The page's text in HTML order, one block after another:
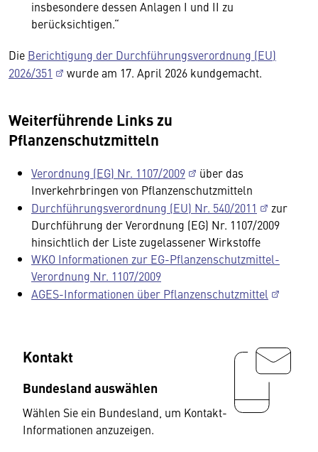
insbesondere dessen Anlagen I und II zu
berücksichtigen.“
Die Berichtigung der Durchführungsverordnung (EU)
2026/351
wurde am 17. April 2026 kundgemacht.
Weiterführende Links zu
Pflanzenschutzmitteln
Verordnung (EG) Nr. 1107/2009
über das
Inverkehrbringen von Pflanzenschutzmitteln
Durchführungsverordnung (EU) Nr. 540/2011
zur
Durchführung der Verordnung (EG) Nr. 1107/2009
hinsichtlich der Liste zugelassener Wirkstoffe
WKO Informationen zur EG-Pflanzenschutzmittel-
Verordnung Nr. 1107/2009
AGES-Informationen über Pflanzenschutzmittel
Kontakt
Bundesland auswählen
Wählen Sie ein Bundesland, um Kontakt-
Informationen anzuzeigen.